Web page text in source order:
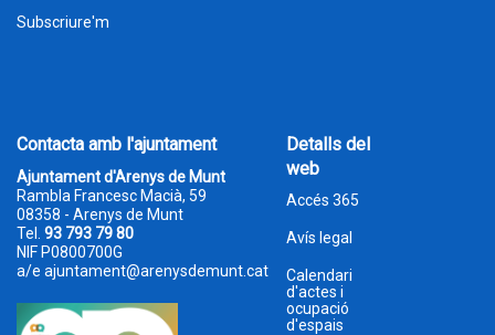
Subscriure'm
Contacta amb l'ajuntament
Ajuntament d'Arenys de Munt
Rambla Francesc Macià, 59
08358 - Arenys de Munt
Tel. 93 793 79 80
NIF P0800700G
a/e ajuntament@arenysdemunt.cat
Detalls del
web
Accés 365
Avís legal
Calendari
d'actes i
ocupació
d'espais